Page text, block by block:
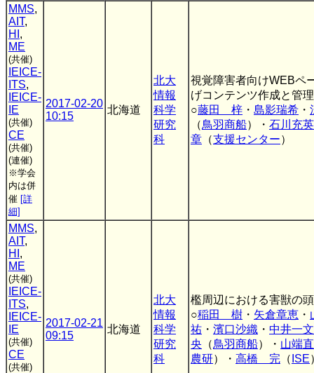
MMS,
AIT,
HI ,
ME
(共催)
IEICE-
ITS,
IEICE-
IE
(共催)
CE
(共催)
(連催)
※学会
内は併
催 [詳
細]
2017-02-20
10:15
北海道
北大
情報
科学
研究
科
視覚障害者向けWEBペ
げコンテンツ作成と管理
○藤田 梓 ・ 島影瑞希 ・
（鳥羽商船）・ 石川充英
章 （支援センター）
MMS,
AIT,
HI ,
ME
(共催)
IEICE-
ITS,
IEICE-
IE
(共催)
CE
(共催)
2017-02-21
09:15
北海道
北大
情報
科学
研究
科
檻周辺における害獣の
○稲田 樹 ・ 矢倉章恵 ・
祐 ・ 濱口沙織 ・ 中井一文
央 （鳥羽商船）・ 山端
農研）・ 高橋 完 （ ISE